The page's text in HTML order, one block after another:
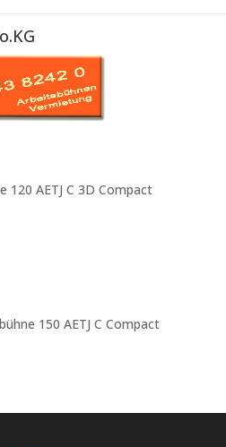
120 AETJ C 3D Compact
150 AETJ C Compact